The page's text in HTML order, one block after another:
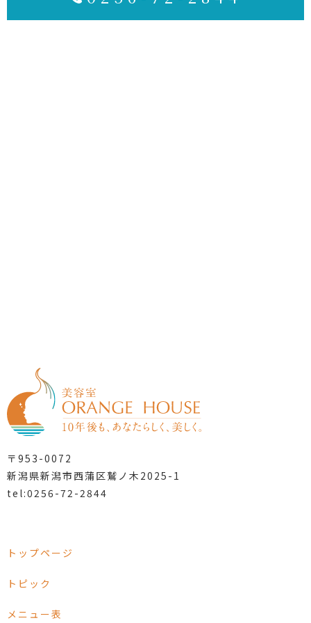
〒953-0072
新潟県新潟市西蒲区鷲ノ木2025-1
tel:0256-72-2844
トップページ
トピック
メニュー表